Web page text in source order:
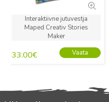
Interaktiivne jutuvestja
Maped Creativ Stories
Maker
33.00€ Vaata